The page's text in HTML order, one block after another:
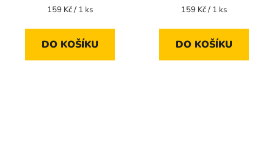
Měrná
159 Kč / 1 ks
DO KOŠÍKU
Měrná
159 Kč / 1 ks
DO KOŠÍKU